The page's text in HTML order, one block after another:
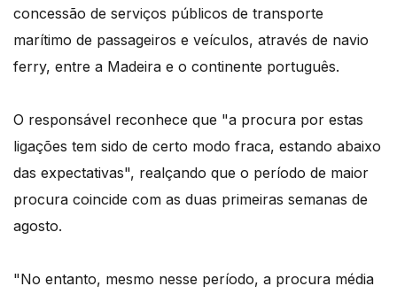
concessão de serviços públicos de transporte
marítimo de passageiros e veículos, através de navio
ferry, entre a Madeira e o continente português.
O responsável reconhece que "a procura por estas
ligações tem sido de certo modo fraca, estando abaixo
das expectativas", realçando que o período de maior
procura coincide com as duas primeiras semanas de
agosto.
"No entanto, mesmo nesse período, a procura média